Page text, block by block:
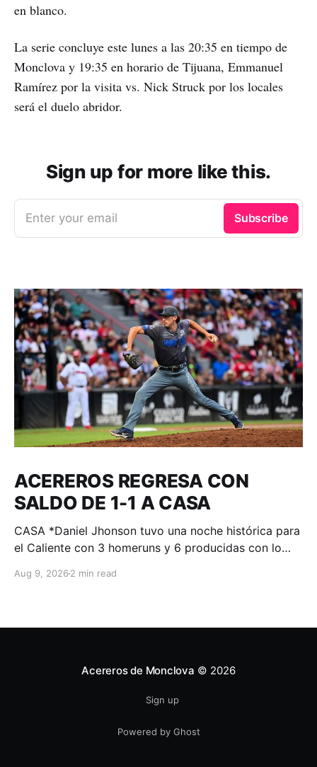
en blanco.
La serie concluye este lunes a las 20:35 en tiempo de
Monclova y 19:35 en horario de Tijuana, Emmanuel
Ramírez por la visita vs. Nick Struck por los locales
será el duelo abridor.
Sign up for more like this.
Enter your email Subscribe
ACEREROS REGRESA CON
SALDO DE 1-1 A CASA
CASA *Daniel Jhonson tuvo una noche histórica para
el Caliente con 3 homeruns y 6 producidas con lo
agosto de 2026.- Monclova llegó a tener ventaja con
Aug 9, 2026 2 min read
Acereros de Monclova © 2026
Sign up
Powered by Ghost